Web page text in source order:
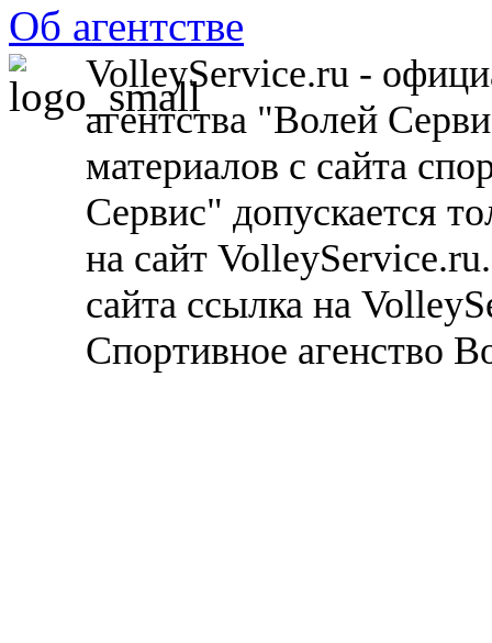
Об агентстве
VolleyService.ru -
агентства "Волей
материалов с сайта
Сервис" допускается
на сайт
сайта ссылка на
Спортивное агенство